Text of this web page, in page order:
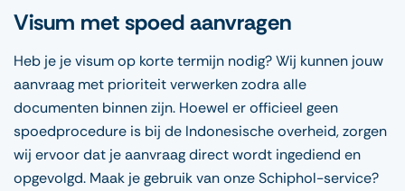
Visum met spoed aanvragen
Heb je je visum op korte termijn nodig? Wij kunnen jouw
aanvraag met prioriteit verwerken zodra alle
documenten binnen zijn. Hoewel er officieel geen
spoedprocedure is bij de Indonesische overheid, zorgen
wij ervoor dat je aanvraag direct wordt ingediend en
opgevolgd. Maak je gebruik van onze Schiphol-service?